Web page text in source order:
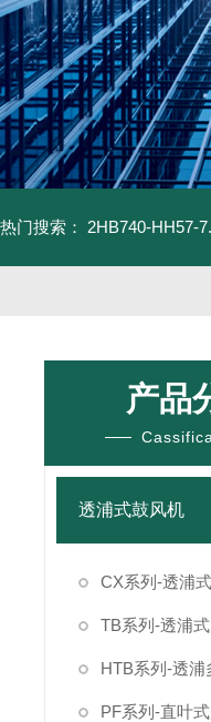
热门搜索： 2HB740-HH57-
产品
透浦式鼓风机
CX系列-透浦
TB系列-透浦
HTB系列-透浦
PF系列-直叶